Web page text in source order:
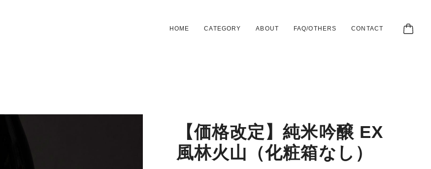
HOME CATEGORY ABOUT FAQ/OTHERS CONTACT
【価格改定】純米吟醸 EX
風林火山（化粧箱なし）